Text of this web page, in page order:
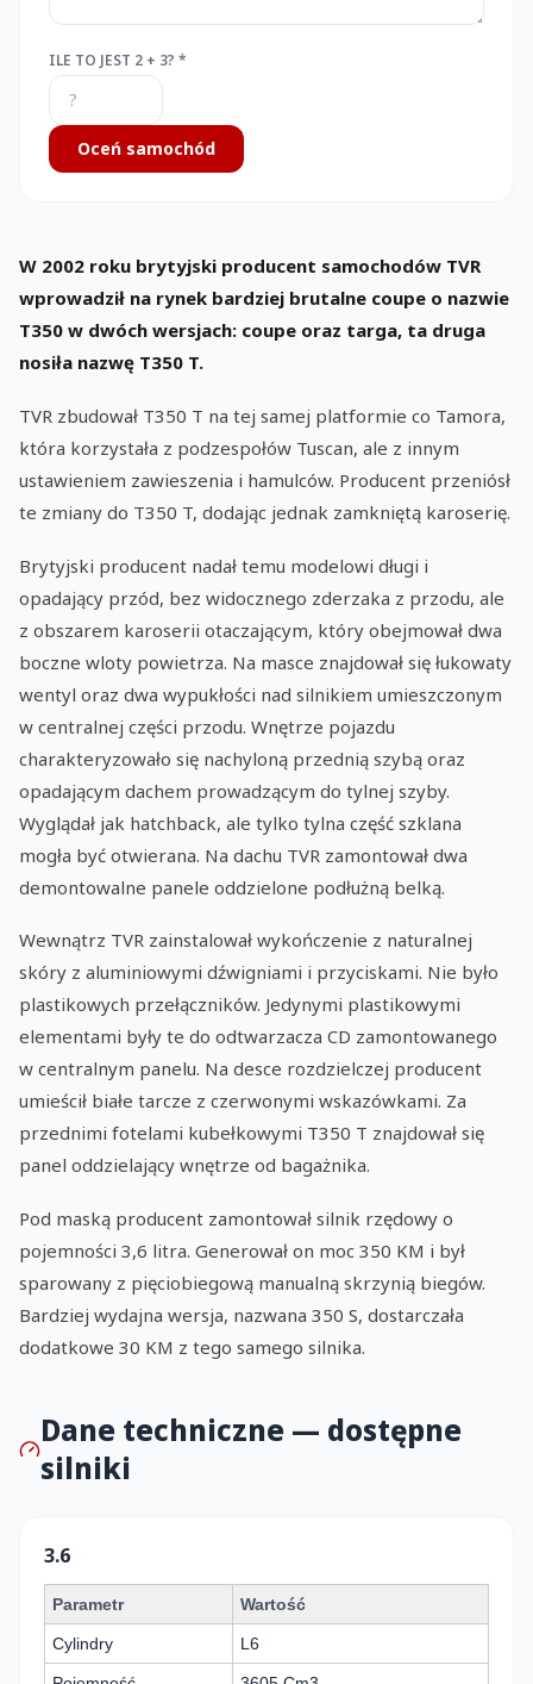
ILE TO JEST 2 + 3? *
Oceń samochód
W 2002 roku brytyjski producent samochodów TVR
wprowadził na rynek bardziej brutalne coupe o nazwie
T350 w dwóch wersjach: coupe oraz targa, ta druga
nosiła nazwę T350 T.
TVR zbudował T350 T na tej samej platformie co Tamora,
która korzystała z podzespołów Tuscan, ale z innym
ustawieniem zawieszenia i hamulców. Producent przeniósł
te zmiany do T350 T, dodając jednak zamkniętą karoserię.
Brytyjski producent nadał temu modelowi długi i
opadający przód, bez widocznego zderzaka z przodu, ale
z obszarem karoserii otaczającym, który obejmował dwa
boczne wloty powietrza. Na masce znajdował się łukowaty
wentyl oraz dwa wypukłości nad silnikiem umieszczonym
w centralnej części przodu. Wnętrze pojazdu
charakteryzowało się nachyloną przednią szybą oraz
opadającym dachem prowadzącym do tylnej szyby.
Wyglądał jak hatchback, ale tylko tylna część szklana
mogła być otwierana. Na dachu TVR zamontował dwa
demontowalne panele oddzielone podłużną belką.
Wewnątrz TVR zainstalował wykończenie z naturalnej
skóry z aluminiowymi dźwigniami i przyciskami. Nie było
plastikowych przełączników. Jedynymi plastikowymi
elementami były te do odtwarzacza CD zamontowanego
w centralnym panelu. Na desce rozdzielczej producent
umieścił białe tarcze z czerwonymi wskazówkami. Za
przednimi fotelami kubełkowymi T350 T znajdował się
panel oddzielający wnętrze od bagażnika.
Pod maską producent zamontował silnik rzędowy o
pojemności 3,6 litra. Generował on moc 350 KM i był
sparowany z pięciobiegową manualną skrzynią biegów.
Bardziej wydajna wersja, nazwana 350 S, dostarczała
dodatkowe 30 KM z tego samego silnika.
Dane techniczne — dostępne
silniki
3.6
Parametr Wartość
Cylindry L6